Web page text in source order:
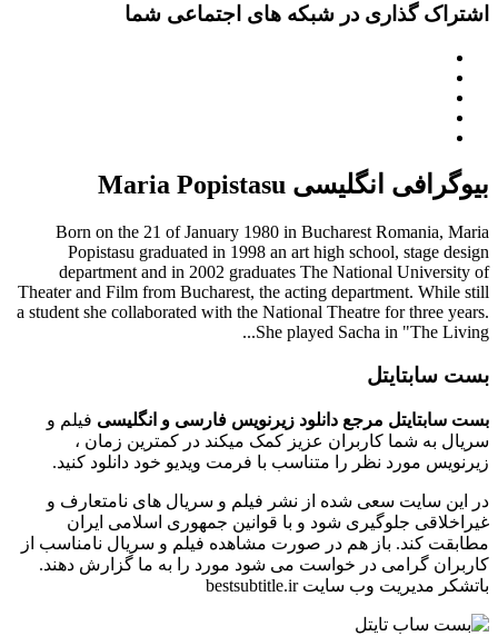
اشتراک گذاری در شبکه های اجتماعی شما
بیوگرافی انگلیسی Maria Popistasu
Born on the 21 of January 1980 in Bucharest Romania, Maria
Popistasu graduated in 1998 an art high school, stage design
department and in 2002 graduates The National University of
Theater and Film from Bucharest, the acting department. While still
a student she collaborated with the National Theatre for three years.
She played Sacha in "The Living...
بست سابتایتل
بست سابتایتل مرجع دانلود زیرنویس فارسی و انگلیسی فیلم و
سریال به شما کاربران عزیز کمک میکند در کمترین زمان ،
زیرنویس مورد نظر را متناسب با فرمت ویدیو خود دانلود کنید.
در این سایت سعی شده از نشر فیلم و سریال های نامتعارف و
غیراخلاقی جلوگیری شود و با قوانین جمهوری اسلامی ایران
مطابقت کند. باز هم در صورت مشاهده فیلم و سریال نامناسب از
کاربران گرامی در خواست می شود مورد را به ما گزارش دهند.
باتشکر مدیریت وب سایت bestsubtitle.ir